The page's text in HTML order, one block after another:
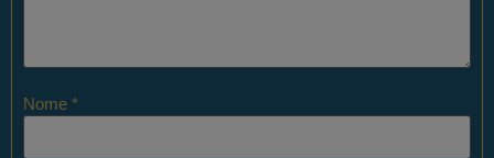
Nome *